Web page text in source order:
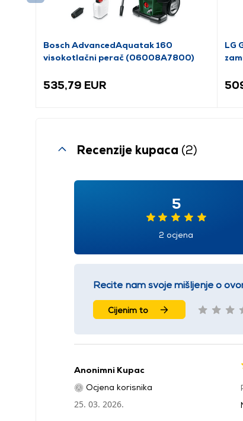
Bosch AdvancedAquatak 160
visokotlačni perač (06008A7800)
535,79 EUR
LG
Recenzije kupaca (2)
5
2 ocjena
Recite nam svoje mišljenje o
Cijenim to
Anonimni Kupac
Ocjena korisnika
25. 03. 2026.